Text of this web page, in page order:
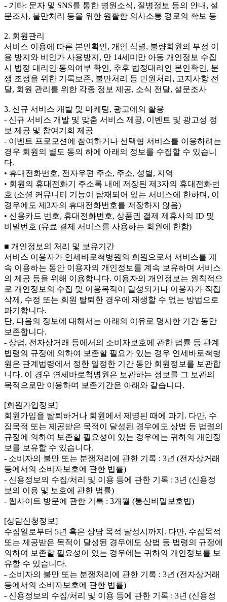
- 기타: 문자 및 SNS를 통한 병원소식, 질병정보 등의 안내, 설
문조사, 불만처리 등을 위한 원활한 의사소통 경로의 확보 등
2. 회원관리
서비스 이용에 따른 본인확인, 개인 식별, 불량회원의 부정 이
용 방지와 비인가 사용방지, 만 14세미만 아동 개인정보 수집
시 법정 대리인 동의여부 확인, 추후 법정대리인 본인확인, 분
쟁 조정을 위한 기록보존, 불만처리 등 민원처리, 고지사항 전
달, 회원 관리를 위한 각종 정보 제공, 소식 전달, 설문조사
3. 신규 서비스 개발 및 마케팅, 광고에의 활용
- 신규 서비스 개발 및 맞춤 서비스 제공, 이벤트 및 광고성 정
보 제공 및 참여기회 제공
- 이벤트 프로모션에 참여하거나 선택형 서비스를 이용하려는
경우 회원의 별도 동의 하에 아래의 정보를 수집할 수 있습니
다.
• 휴대전화번호, 전자우편 주소, 주소, 성별, 지역
• 회원의 휴대전화기 주소록 내에 저장된 제3자의 휴대전화번
호 (소셜 커뮤니티 기능이 탑재되어 있는 서비스에 한하며, 이
경우에도 제3자의 휴대전화번호를 저장하지 않음)
• 신용카드 번호, 휴대전화번호, 상품권 결제 제휴사의 ID 및
비밀번호 (유료 결제 서비스를 사용하는 회원에 한함)
■ 개인정보의 처리 및 보유기간
서비스 이용자가 연세바로척병원의 회원으로서 서비스를 계
속 이용하는 동안 이용자의 개인정보를 계속 보유하며 서비스
의 제공 등을 위해 이용합니다. 이용자의 개인정보는 원칙적으
로 개인정보의 수집 및 이용목적이 달성되거나 이용자가 직접
삭제, 수정 또는 회원 탈퇴한 경우에 재생할 수 없는 방법으로
파기합니다.
단, 다음의 정보에 대해서는 아래의 이유로 명시한 기간 동안
보존합니다.
- 상법, 전자상거래 등에서의 소비자보호에 관한 법률 등 관계
법령의 규정에 의하여 보존할 필요가 있는 경우 연세바로척병
원은 관계법령에서 정한 일정한 기간 동안 회원정보를 보관합
니다. 이 경우 연세바로척병원은 보관하는 정보를 그 보관의
목적으로만 이용하며 보존기간은 아래와 같습니다.
[회원가입정보]
회원가입을 탈퇴하거나 회원에서 제명된 때에 파기. 다만, 수
집목적 또는 제공받은 목적이 달성된 경우에도 상법 등 법령의
규정에 의하여 보존할 필요성이 있는 경우에는 귀하의 개인정
보를 보유할 수 있습니다.
- 소비자의 불만 또는 분쟁처리에 관한 기록 : 3년 (전자상거래
등에서의 소비자보호에 관한 법률)
- 신용정보의 수집/처리 및 이용 등에 관한 기록 : 3년 (신용정
보의 이용 및 보호에 관한 법률)
- 웹사이트 방문에 관한 기록 : 3개월 (통신비밀보호법)
[상담신청정보]
수집일로부터 5년 혹은 상담 목적 달성시까지. 다만, 수집목적
또는 제공받은 목적이 달성된 경우에도 상법 등 법령의 규정에
의하여 보존할 필요성이 있는 경우에는 귀하의 개인정보를 보
유할 수 있습니다.
- 소비자의 불만 또는 분쟁처리에 관한 기록 : 3년 (전자상거래
등에서의 소비자보호에 관한 법률)
- 신용정보의 수집/처리 및 이용 등에 관한 기록 : 3년 (신용정